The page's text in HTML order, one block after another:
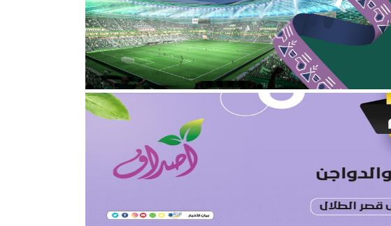
الشمري
بمناسبة تحقيق بطولتين إقليميتين
قطاع الثروة الحيوانية